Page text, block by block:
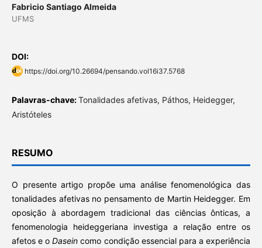
Fabricio Santiago Almeida
UFMS
DOI:
https://doi.org/10.26694/pensando.vol16i37.5768
Palavras-chave:Tonalidades afetivas, Páthos, Heidegger,
Aristóteles
RESUMO
O presente artigo propõe uma análise fenomenológica das
tonalidades afetivas no pensamento de Martin Heidegger. Em
oposição à abordagem tradicional das ciências ônticas, a
fenomenologia heideggeriana investiga a relação entre os
afetos e oDasein como condição essencial para a experiência